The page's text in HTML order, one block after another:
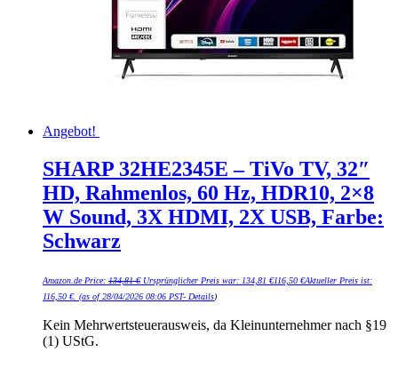
Angebot!
SHARP 32HE2345E – TiVo TV, 32″
HD, Rahmenlos, 60 Hz, HDR10, 2×8
W Sound, 3X HDMI, 2X USB, Farbe:
Schwarz
Amazon.de Price: 134,81€ Ursprünglicher Preis war: 134,81 €116,50 €Aktueller Preis ist:
116,50 €. (as of 28/04/2026 08:06 PST- Details)
Kein Mehrwertsteuerausweis, da Kleinunternehmer nach §19
(1) UStG.